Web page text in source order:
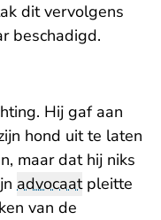
dit vervolgens
beschadigd.
Hij gaf aan
hond uit te laten
maar dat hij niks
advocaatpleitte
van de